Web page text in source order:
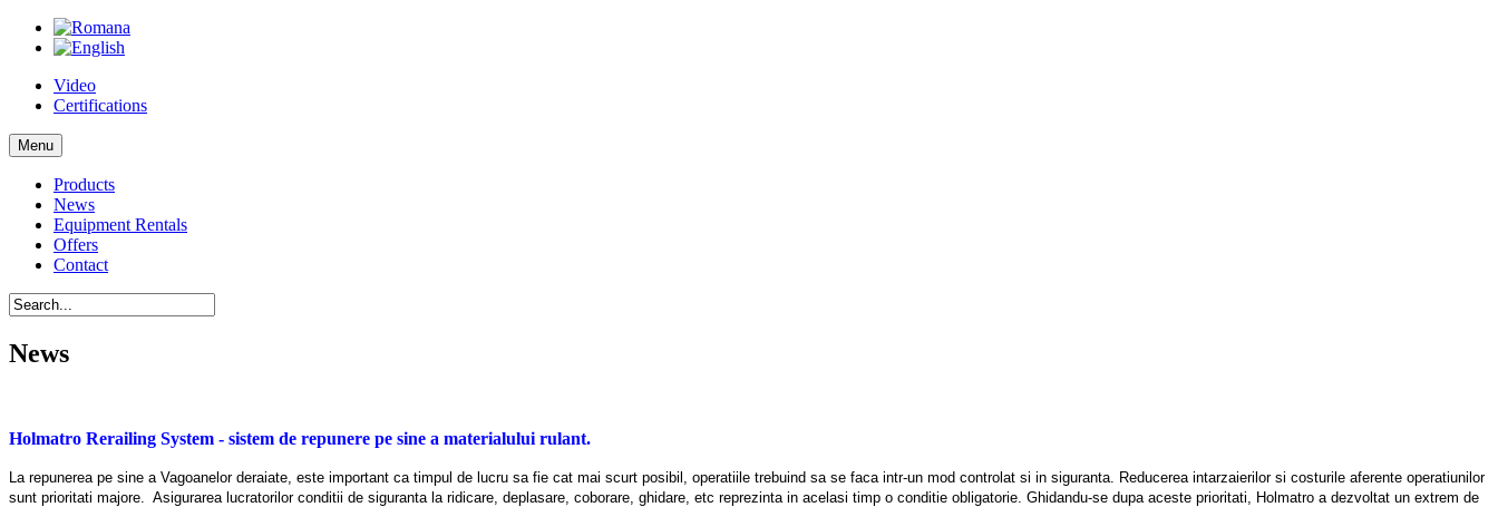
Video
Certifications
Menu
Products
News
Equipment Rentals
Offers
Contact
News
Holmatro Rerailing System - sistem de repunere pe sine a materialului rulant.
La repunerea pe sine a Vagoanelor deraiate, este important ca timpul de lucru sa fie cat mai scurt posibil, operatiile trebuind sa se faca intr-un mod controlat si in siguranta. Reducerea intarzaierilor si costurile aferente operatiunilor
sunt prioritati majore. Asigurarea lucratorilor conditii de siguranta la ridicare, deplasare, coborare, ghidare, etc reprezinta in acelasi timp o conditie obligatorie. Ghidandu-se dupa aceste prioritati, Holmatro a dezvoltat un extrem de